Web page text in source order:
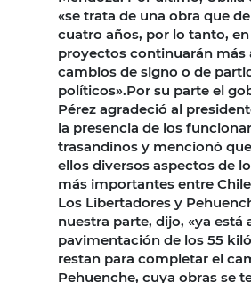
«se trata de una obra que
cuatro años, por lo tanto,
proyectos continuarán más
cambios de signo o de
políticos».Por su parte el
Pérez agradeció al
la presencia de los
trasandinos y mencionó
ellos diversos aspectos de
más importantes entre
Los Libertadores y
nuestra parte, dijo, «ya está
pavimentación de los 55
restan para completar el
Pehuenche, cuya obras se